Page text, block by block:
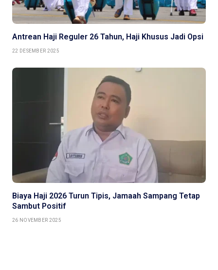
Antrean Haji Reguler 26 Tahun, Haji Khusus Jadi Opsi
22 DESEMBER 2025
Biaya Haji 2026 Turun Tipis, Jamaah Sampang Tetap
Sambut Positif
26 NOVEMBER 2025